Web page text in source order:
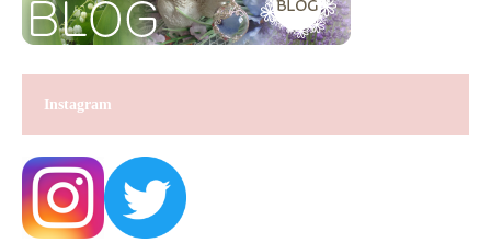
Instagram